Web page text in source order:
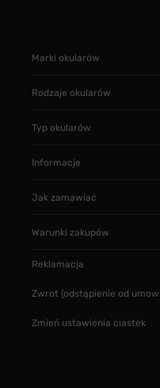
Marki okularów
Rodzaje okularów
Typ okularów
Informacje
Jak zamawiać
Warunki zakupów
Reklamacja
Zwrot (odstąpienie od
Zmień ustawienia ciastek